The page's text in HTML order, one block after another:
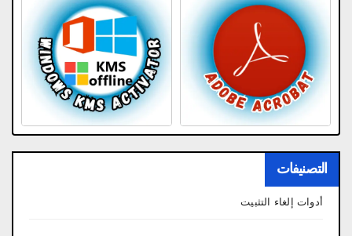
التصنيفات
أدوات إلغاء التثبيت